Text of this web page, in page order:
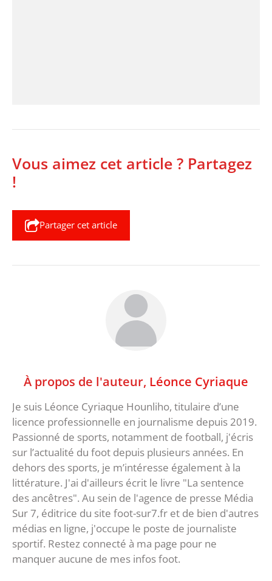
Vous aimez cet article ? Partagez
!
Partager cet article
À propos de l'auteur, Léonce Cyriaque
Je suis Léonce Cyriaque Hounliho, titulaire d’une
licence professionnelle en journalisme depuis 2019.
Passionné de sports, notamment de football, j'écris
sur l’actualité du foot depuis plusieurs années. En
dehors des sports, je m’intéresse également à la
littérature. J'ai d'ailleurs écrit le livre "La sentence
des ancêtres". Au sein de l'agence de presse Média
Sur 7, éditrice du site foot-sur7.fr et de bien d'autres
médias en ligne, j'occupe le poste de journaliste
sportif. Restez connecté à ma page pour ne
manquer aucune de mes infos foot.